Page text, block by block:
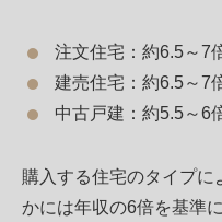
注文住宅：約6.5～7
建売住宅：約6.5～7
中古戸建：約5.5～6
購入する住宅のタイプに
かには年収の6倍を基準